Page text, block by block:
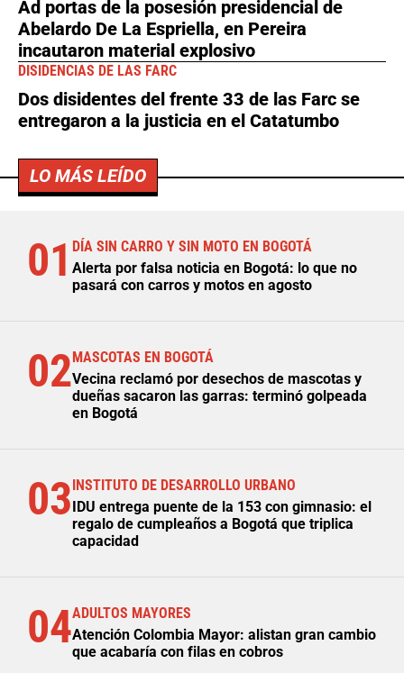
Ad portas de la posesión presidencial de
Abelardo De La Espriella, en Pereira
incautaron material explosivo
DISIDENCIAS DE LAS FARC
Dos disidentes del frente 33 de las Farc se
entregaron a la justicia en el Catatumbo
LO MÁS LEÍDO
01 DÍA SIN CARRO Y SIN MOTO EN BOGOTÁ
Alerta por falsa noticia en Bogotá: lo que no
pasará con carros y motos en agosto
02MASCOTAS EN BOGOTÁ
Vecina reclamó por desechos de mascotas y
dueñas sacaron las garras: terminó golpeada
en Bogotá
03INSTITUTO DE DESARROLLO URBANO
IDU entrega puente de la 153 con gimnasio: el
regalo de cumpleaños a Bogotá que triplica
capacidad
04ADULTOS MAYORES
Atención Colombia Mayor: alistan gran cambio
que acabaría con filas en cobros